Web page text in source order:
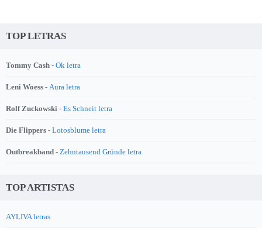
TOP LETRAS
Tommy Cash - Ok letra
Leni Woess - Aura letra
Rolf Zuckowski - Es Schneit letra
Die Flippers - Lotosblume letra
Outbreakband - Zehntausend Gründe letra
TOP ARTISTAS
AYLIVA letras